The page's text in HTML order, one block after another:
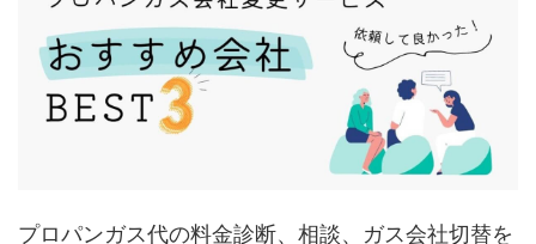
プロパンガス代の料金診断、相談、ガス会社切替を